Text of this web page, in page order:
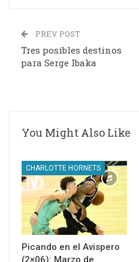
PREV POST
Tres posibles destinos
para Serge Ibaka
You Might Also Like
CHARLOTTE HORNETS
Picando en el Avispero
(2×06): Marzo de